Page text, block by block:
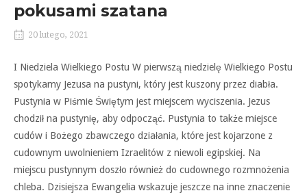
pokusami szatana
20 lutego, 2021
I Niedziela Wielkiego Postu W pierwszą niedzielę Wielkiego Postu
spotykamy Jezusa na pustyni, który jest kuszony przez diabła.
Pustynia w Piśmie Świętym jest miejscem wyciszenia. Jezus
chodził na pustynię, aby odpocząć. Pustynia to także miejsce
cudów i Bożego zbawczego działania, które jest kojarzone z
cudownym uwolnieniem Izraelitów z niewoli egipskiej. Na
miejscu pustynnym doszło również do cudownego rozmnożenia
chleba. Dzisiejsza Ewangelia wskazuje jeszcze na inne znaczenie